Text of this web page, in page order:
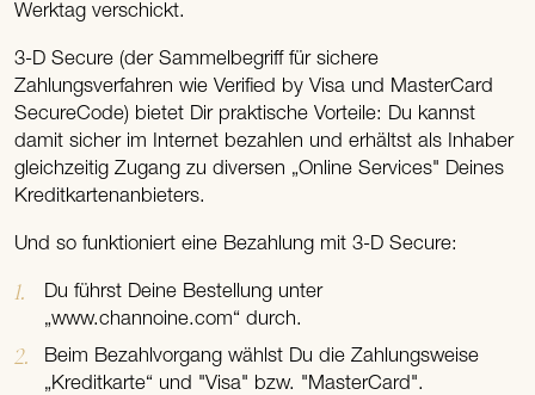
Werktag verschickt.
3-D Secure (der Sammelbegriff für sichere
Zahlungsverfahren wie Verified by Visa und MasterCard
SecureCode) bietet Dir praktische Vorteile: Du kannst
damit sicher im Internet bezahlen und erhältst als Inhaber
gleichzeitig Zugang zu diversen „Online Services" Deines
Kreditkartenanbieters.
Und so funktioniert eine Bezahlung mit 3-D Secure:
Du führst Deine Bestellung unter
„www.channoine.com“ durch.
Beim Bezahlvorgang wählst Du die Zahlungsweise
„Kreditkarte“ und "Visa" bzw. "MasterCard".